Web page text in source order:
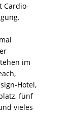
Cardio-
im
Hotel,
fünf
vieles